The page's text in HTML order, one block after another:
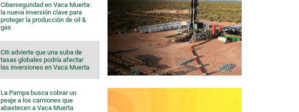
Ciberseguridad en Vaca Muerta:
la nueva inversión clave para
proteger la producción de oil &
gas
Citi advierte que una suba de
tasas globales podría afectar
las inversiones en Vaca Muerta
La Pampa busca cobrar un
peaje a los camiones que
abastecen a Vaca Muerta